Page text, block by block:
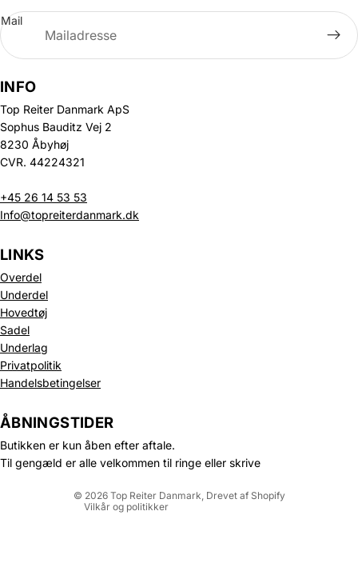
Mail
INFO
Top Reiter Danmark ApS
Sophus Bauditz Vej 2
8230 Åbyhøj
CVR. 44224321
+45 26 14 53 53
Info@topreiterdanmark.dk
LINKS
Overdel
Underdel
Hovedtøj
Sadel
Underlag
Privatpolitik
Handelsbetingelser
ÅBNINGSTIDER
Butikken er kun åben efter aftale.
Til gengæld er alle velkommen til ringe eller skrive
© 2026 Top Reiter Danmark, Drevet af Shopify
Vilkår og politikker
Politik om beskyttelse af persondata
Refusionspolitik
Leveringspolitik
Servicevilkår